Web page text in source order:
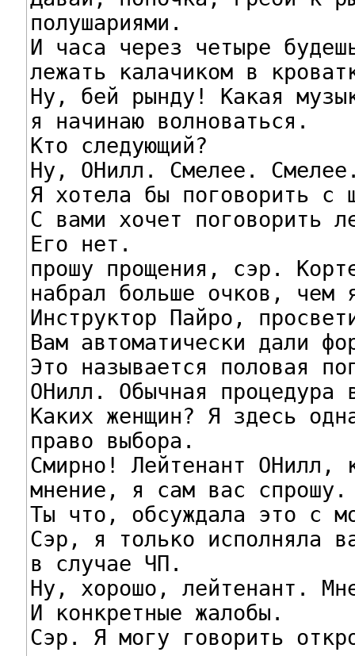
полушариями.
И часа через четыре
лежать калачиком в
Ну, бей рынду! Какая
я начинаю волноваться.
Кто следующий?
Ну, ОНилл. Смелее.
Я хотела бы поговорить с
С вами хочет поговорить
Его нет.
прошу прощения, сэр.
набрал больше очков, чем
Инструктор Пайро,
Вам автоматически дали
Это называется половая
ОНилл. Обычная процедура
Каких женщин? Я здесь
право выбора.
Смирно! Лейтенант ОНилл,
мнение, я сам вас спрошу.
Ты что, обсуждала это с
Сэр, я только исполняла
в случае ЧП.
Ну, хорошо, лейтенант.
И конкретные жалобы.
Сэр. Я могу говорить